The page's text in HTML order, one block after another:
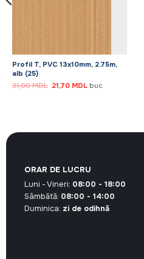
Profil T, PVC 13x10mm, 2.75m,
alb (25)
31,00MDL Prețul
inițial
21,70 MDLPrețul
buc
ORAR DE LUCRU
Luni - Vineri: 08:00 - 18:00
Sâmbătă: 08:00 - 14:00
Duminica: zi de odihnă